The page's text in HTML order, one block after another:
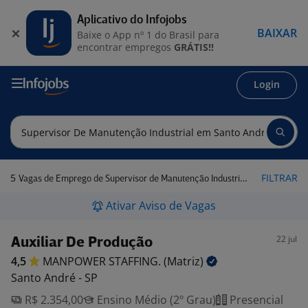
Login
5 Vagas de Emprego de Supervisor de Manutenção Industrial em Santo André - SP FILTRAR
Ativar Aviso de Vagas
Auxiliar De Produção 22 jul
4,5 MANPOWER STAFFING. (Matriz)
Santo André - SP
R$ 2.354,00
Ensino Médio (2º Grau)
Presencial
Aplicativo do Infojobs
Baixe o App nº 1 do Brasil para
encontrar empregos GRÁTIS!!
BAIXAR